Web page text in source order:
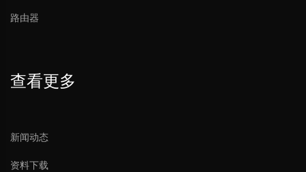
路由器
查看更多
新闻动态
资料下载